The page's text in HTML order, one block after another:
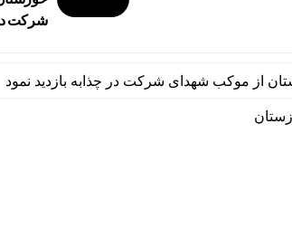
شرکت در
موکب شهدای شرکت در چذابه بازدید نمود